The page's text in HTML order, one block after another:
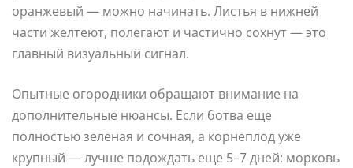
оранжевый — можно начинать. Листья в нижней
части желтеют, полегают и частично сохнут — это
главный визуальный сигнал.
Опытные огородники обращают внимание на
дополнительные нюансы. Если ботва еще
полностью зеленая и сочная, а корнеплод уже
крупный — лучше подождать еще 5–7 дней: морковь